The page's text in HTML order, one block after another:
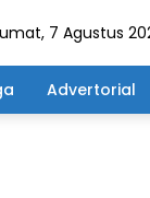
7 Agustus
Advertorial